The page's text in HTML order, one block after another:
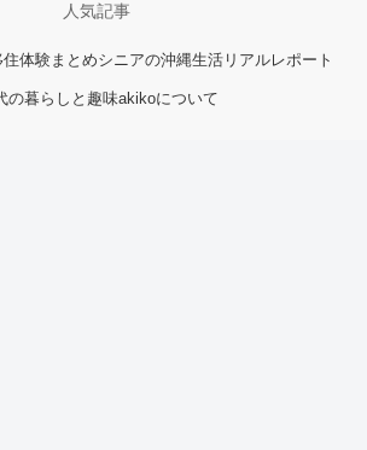
人気記事
体験まとめシニアの沖縄生活リアルレポート
の暮らしと趣味akikoについて